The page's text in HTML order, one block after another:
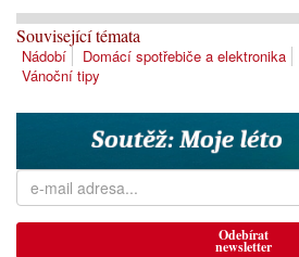
Související témata
Nádobí Domácí spotřebiče a elektronika
Vánoční tipy
Odebírat
newsletter